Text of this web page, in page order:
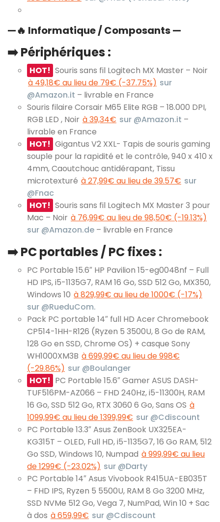
—🔥 Informatique / Composants —
➡️ Périphériques :
HOT! Souris sans fil Logitech MX Master – Noir
à 49,18€ au lieu de 79€ (-37.75%) sur
@Amazon.it – livrable en France
Souris filaire Corsair M65 Elite RGB – 18.000 DPI,
RGB LED , Noir à 39,34€ sur @Amazon.it –
livrable en France
HOT! Gigantus V2 XXL- Tapis de souris gaming
souple pour la rapidité et le contrôle, 940 x 410 x
4mm, Caoutchouc antidérapant, Tissu
microtexturé à 27,99€ au lieu de 39.57€ sur
@Fnac
HOT! Souris sans fil Logitech MX Master 3 pour
Mac – Noir à 76,99€ au lieu de 98,50€ (-19.13%)
sur @Amazon.de – livrable en France
➡️ PC portables / PC fixes :
PC Portable 15.6″ HP Pavilion 15-eg0048nf – Full
HD IPS, i5-1135G7, RAM 16 Go, SSD 512 Go, MX350,
Windows 10 à 829,99€ au lieu de 1000€ (-17%)
sur @RueduCom.
Pack PC portable 14″ full HD Acer Chromebook
CP514-1HH-R126 (Ryzen 5 3500U, 8 Go de RAM,
128 Go en SSD, Chrome OS) + casque Sony
WH1000XM3B à 699,99€ au lieu de 998€
(-29.86%) sur @Boulanger
HOT! PC Portable 15.6″ Gamer ASUS DASH-
TUF516PM-AZ066 – FHD 240Hz, i5-11300H, RAM
16 Go, SSD 512 Go, RTX 3060 6 Go, Sans OS à
1099,99€ au lieu de 1399,99€ sur @Cdiscount
PC Portable 13.3″ Asus ZenBook UX325EA-
KG315T – OLED, Full HD, i5-1135G7, 16 Go RAM, 512
Go SSD, Windows 10, Numpad à 999,99€ au lieu
de 1299€ (-23.02%) sur @Darty
PC Portable 14″ Asus Vivobook R415UA-EB035T
– FHD IPS, Ryzen 5 5500U, RAM 8 Go 3200 MHz,
SSD NVMe 512 Go, Vega 7, NumPad, Win 10 + Sac
à dos à 659,99€ sur @Cdiscount